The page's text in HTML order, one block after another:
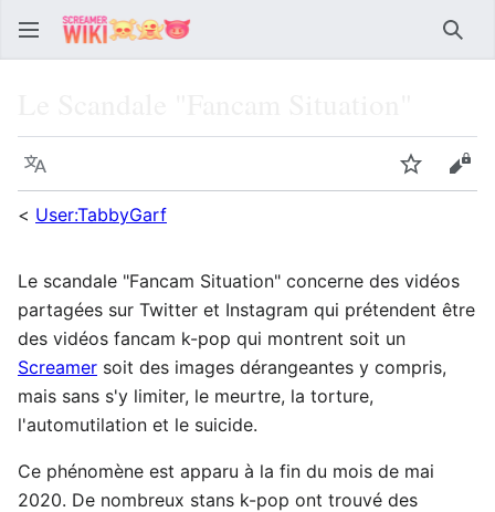
Language Watch
< User:TabbyGarf
Le scandale "Fancam Situation" concerne des vidéos
partagées sur Twitter et Instagram qui prétendent être
des vidéos fancam k-pop qui montrent soit un
Screamer soit des images dérangeantes y compris,
mais sans s'y limiter, le meurtre, la torture,
l'automutilation et le suicide.
Ce phénomène est apparu à la fin du mois de mai
2020. De nombreux stans k-pop ont trouvé des